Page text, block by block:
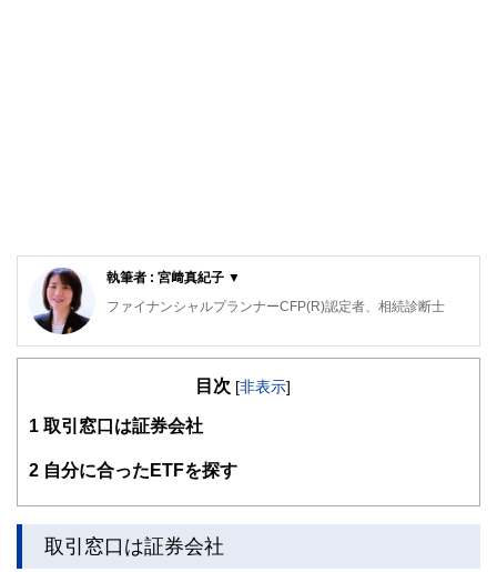
執筆者 : 宮﨑真紀子 ▼
ファイナンシャルプランナーCFP(R)認定者、相続診断士
大阪府出身。同志社大学経済学部卒業後、５年間繊維メーカ
その後、派遣社員として数社の金融機関を経てFPとして独
大きな心配事はもちろん、ちょっとした不安でも「お金」に
そんな時気軽に相談できる存在でありたい～というポリシー
のもと、
個別相談・セミナー講師・執筆活動を展開中。
新聞・テレビ等のメディアにもフィールドを広げている。
ライフプランに応じた家計のスリム化・健全化を通じて、夢
目次 [非表示]
1 取引窓口は証券会社
2 自分に合ったETFを探す
取引窓口は証券会社